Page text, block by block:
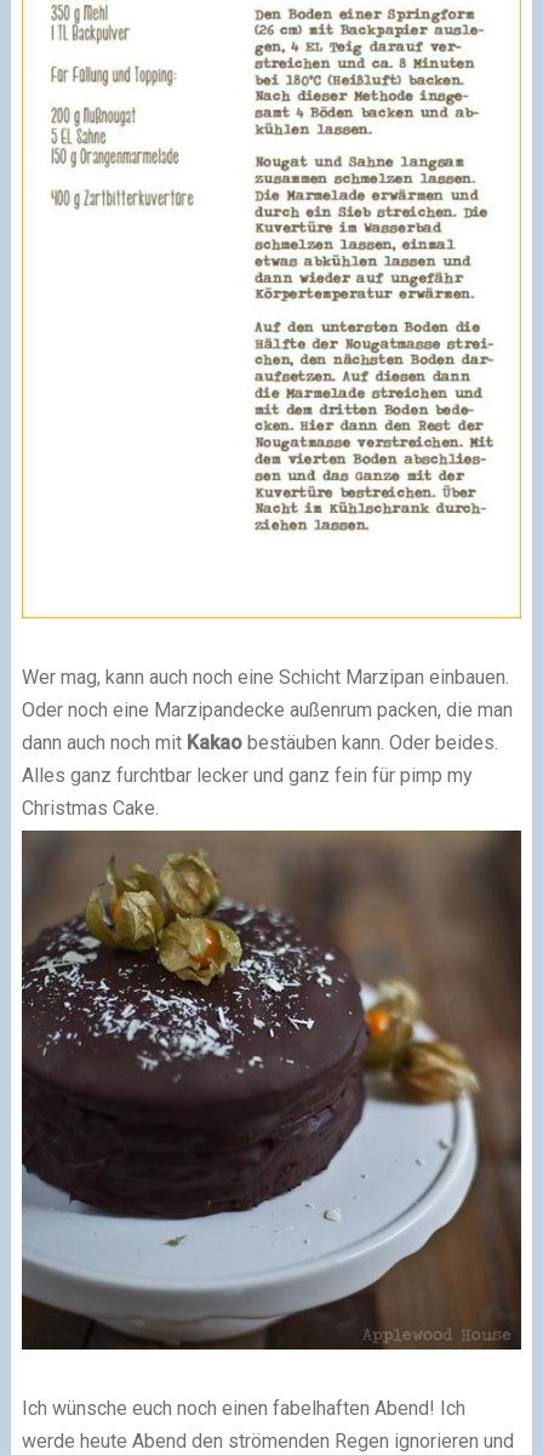
Wer mag, kann auch noch eine Schicht Marzipan einbauen.
Oder noch eine Marzipandecke außenrum packen, die man
dann auch noch mit Kakaobestäuben kann. Oder beides.
Alles ganz furchtbar lecker und ganz fein für pimp my
Christmas Cake.
Ich wünsche euch noch einen fabelhaften Abend! Ich
werde heute Abend den strömenden Regen ignorieren und